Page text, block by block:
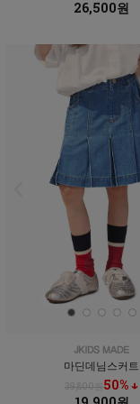
26,500원
마딘데님스커트
39,800원50% ↓